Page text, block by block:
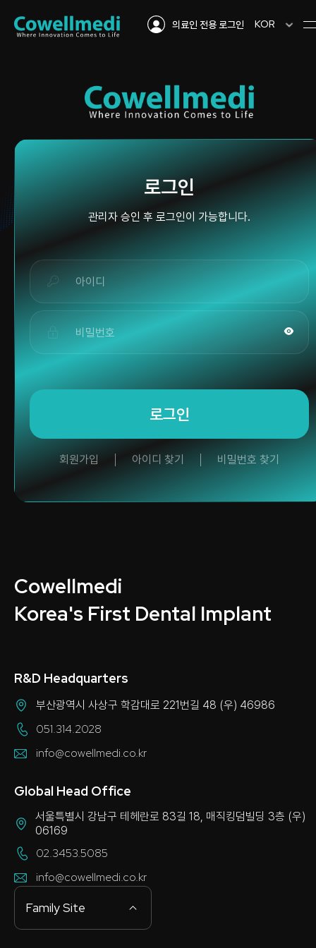
의료인 전용 로그인 KOR
로그인
관리자 승인 후 로그인이 가능합니다.
로그인
회원가입 아이디 찾기 비밀번호 찾기
Cowellmedi
Korea's First Dental Implant
R&D Headquarters
부산광역시 사상구 학감대로 221번길 48 (우) 46986
051.314.2028
info@cowellmedi.co.kr
Global Head Office
서울특별시 강남구 테헤란로 83길 18, 매직킹덤빌딩 3층 (우)
06169
02.3453.5085
info@cowellmedi.co.kr
Family Site